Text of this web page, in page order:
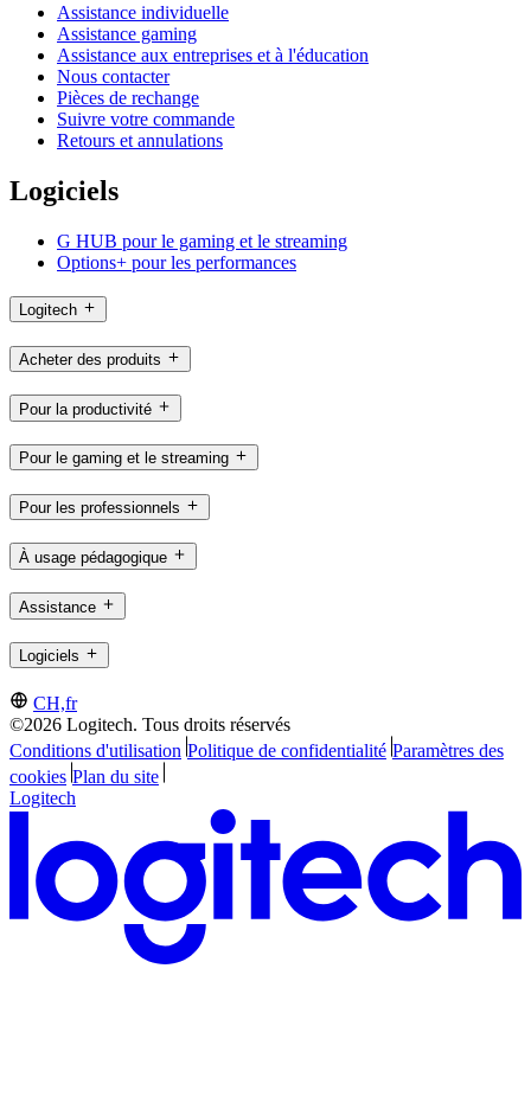
Assistance individuelle
Assistance gaming
Assistance aux entreprises et à l'éducation
Nous contacter
Pièces de rechange
Suivre votre commande
Retours et annulations
Logiciels
G HUB pour le gaming et le streaming
Options+ pour les performances
Logitech
Acheter des produits
Pour la productivité
Pour le gaming et le streaming
Pour les professionnels
À usage pédagogique
Assistance
Logiciels
CH,fr
©2026 Logitech. Tous droits réservés
Conditions d'utilisation Politique de confidentialité Paramètres des
cookies Plan du site
Logitech